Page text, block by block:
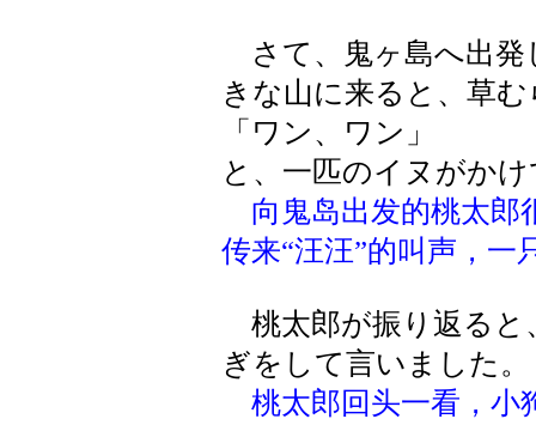
さて、鬼ヶ島へ出発
きな山に来ると、草
「ワン、ワン」
と、一匹のイヌがか
向鬼岛出发的桃太郎
传来“汪汪”的叫声，一
桃太郎が振り返ると
ぎをして言いました。
桃太郎回头一看，小